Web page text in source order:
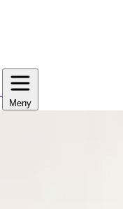
Meny